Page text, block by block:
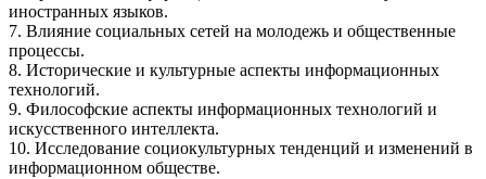
иностранных языков.
7. Влияние социальных сетей на молодежь и общественные
процессы.
8. Исторические и культурные аспекты информационных
технологий.
9. Философские аспекты информационных технологий и
искусственного интеллекта.
10. Исследование социокультурных тенденций и изменений в
информационном обществе.